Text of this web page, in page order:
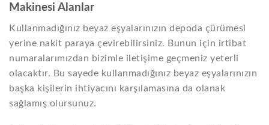
Makinesi Alanlar
Kullanmadığınız beyaz eşyalarınızın depoda çürümesi
yerine nakit paraya çevirebilirsiniz. Bunun için irtibat
numaralarımızdan bizimle iletişime geçmeniz yeterli
olacaktır. Bu sayede kullanmadığınız beyaz eşyalarınızın
başka kişilerin ihtiyacını karşılamasına da olanak
sağlamış olursunuz.